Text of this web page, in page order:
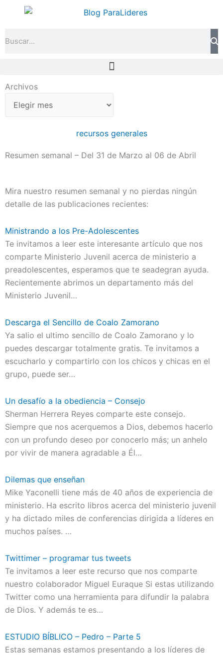
Archivos
Archivos
recursos generales
Resumen semanal – Del 31 de Marzo al 06 de Abril
Mira nuestro resumen semanal y no pierdas ningún
detalle de las publicaciones recientes:
Ministrando a los Pre-Adolescentes
Te invitamos a leer este interesante artículo que nos
comparte Ministerio Juvenil acerca de ministerio a
preadolescentes, esperamos que te seadegran ayuda.
Recientemente abrimos un departamento más del
Ministerio Juvenil…
Descarga el Sencillo de Coalo Zamorano
Ya salio el ultimo sencillo de Coalo Zamorano y lo
puedes descargar totalmente gratis. Te invitamos a
escucharlo y compartirlo con los chicos y chicas en el
grupo, puede ser…
Un desafío a la obediencia – Consejo
Sherman Herrera Reyes comparte este consejo.
Siempre que nos acerquemos a Dios, debemos hacerlo
con un profundo deseo por conocerlo más; un anhelo
por vivir de manera agradable a Él…
Dilemas que enseñan
Mike Yaconelli tiene más de 40 años de experiencia de
ministerio. Ha escrito libros acerca del ministerio juvenil
y ha dictado miles de conferencias dirigida a líderes en
muchos países. …
Twittimer – programar tus tweets
Te invitamos a leer este recurso que nos comparte
nuestro colaborador Miguel Euraque Si estas utilizando
Twitter como una herramienta para difundir la palabra
de Dios. Y además te es…
ESTUDIO BÍBLICO – Pedro – Parte 5
Estas semanas estamos presentando a los líderes de